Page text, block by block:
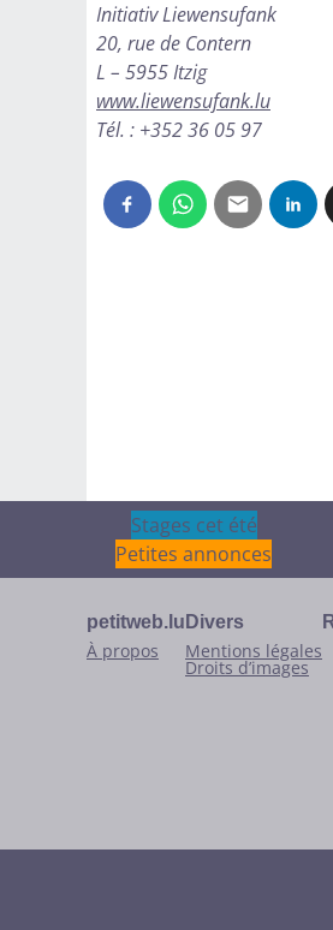
Initiativ Liewensufank
20, rue de Contern
L – 5955 Itzig
www.liewensufank.lu
Tél. : +352 36 05 97
Stages cet été
Stages cet été
Petites annonces
petitweb.lu
À propos
Divers
Mentions légales
Droits d’images